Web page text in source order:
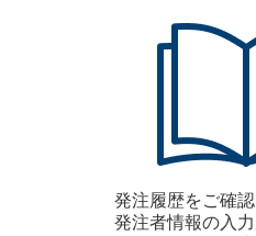
発注履歴をご確認
発注者情報の入力